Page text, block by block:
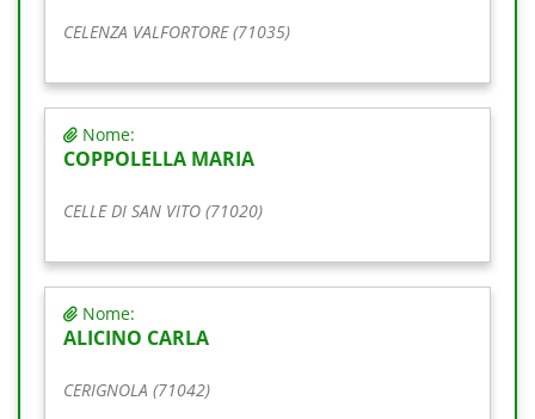
CELENZA VALFORTORE (71035)
Nome:
COPPOLELLA MARIA
CELLE DI SAN VITO (71020)
Nome:
ALICINO CARLA
CERIGNOLA (71042)